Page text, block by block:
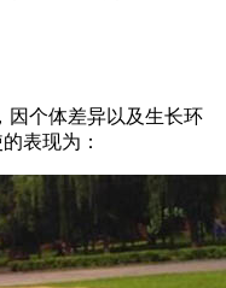
因个体差异以及生长环
表现为：